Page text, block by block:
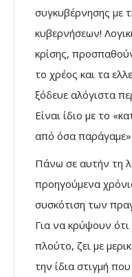
συγκυβέρνησης με
κυβερνήσεων!
κρίσης,
το χρέος και τα
ξόδευε αλόγιστα
Είναι ίδιο με το
από όσα παράγαμε».
Πάνω σε αυτήν τη
προηγούμενα
συσκότιση των
Για να κρύψουν
πλούτο, ζει με
την ίδια στιγμή που